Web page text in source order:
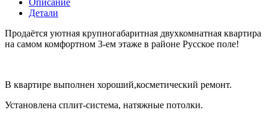
Детали
Продаётся уютная крупногабаритная двухкомнатная квартира
на самом комфортном 3-ем этаже в районе Русское поле!
В квартире выполнен хороший,косметический ремонт.
Установлена сплит-система, натяжные потолки.